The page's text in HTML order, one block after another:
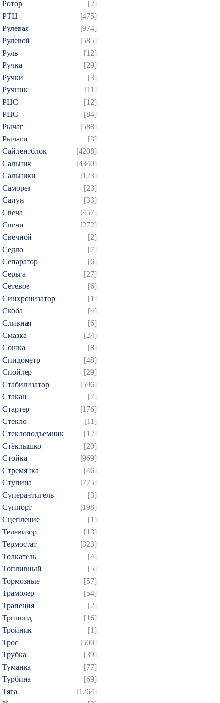
Ротор
[2]
РТЦ
[475]
Рулевая
[974]
Рулевой
[585]
Руль
[12]
Ручка
[29]
Ручки
[3]
Ручник
[11]
РЦC
[12]
РЦС
[84]
Рычаг
[588]
Рычаги
[3]
Сайлентблок
[4208]
Сальник
[4340]
Сальники
[123]
Саморез
[23]
Сапун
[33]
Свеча
[457]
Свечи
[272]
Свечной
[2]
Седло
[7]
Сепаратор
[6]
Серьга
[27]
Сетевое
[6]
Синхронизатор
[1]
Скоба
[4]
Сливная
[6]
Смазка
[24]
Сошка
[8]
Спидометр
[48]
Спойлер
[29]
Стабилизатор
[596]
Стакан
[7]
Стартер
[176]
Стекло
[11]
Стеклоподъемник
[12]
Стёклышко
[20]
Стойка
[969]
Стремянка
[46]
Ступица
[775]
Суперантигель
[3]
Суппорт
[198]
Сцепление
[1]
Телевизор
[13]
Термостат
[323]
Толкатель
[4]
Топливный
[5]
Тормозные
[57]
Трамблёр
[54]
Трапеция
[2]
Трипоид
[16]
Тройник
[1]
Трос
[500]
Трубка
[39]
Туманка
[77]
Турбина
[69]
Тяга
[1264]